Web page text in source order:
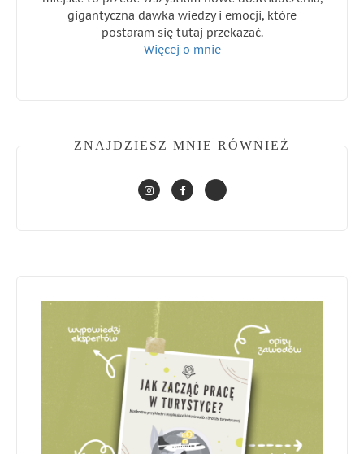
gigantyczna dawka wiedzy i emocji, które
postaram się tutaj przekazać.
Więcej o mnie
ZNAJDZIESZ MNIE RÓWNIEŻ